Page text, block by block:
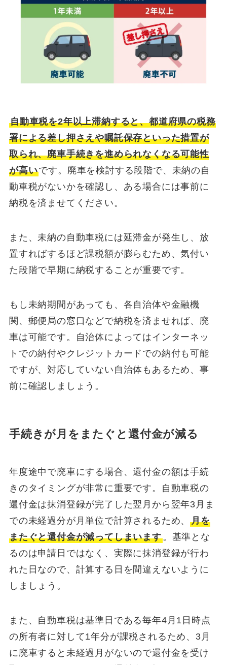
自動車税を2年以上滞納すると、都道府県の税務
署による差し押さえや嘱託保存といった措置が
取られ、廃車手続きを進められなくなる可能性
が高いです。廃車を検討する段階で、未納の自
動車税がないかを確認し、ある場合には事前に
納税を済ませてください。
また、未納の自動車税には延滞金が発生し、放
置すればするほど課税額が膨らむため、気付い
た段階で早期に納税することが重要です。
もし未納期間があっても、各自治体や金融機
関、郵便局の窓口などで納税を済ませれば、廃
車は可能です。自治体によってはインターネッ
トでの納付やクレジットカードでの納付も可能
ですが、対応していない自治体もあるため、事
前に確認しましょう。
手続きが月をまたぐと還付金が減る
年度途中で廃車にする場合、還付金の額は手続
きのタイミングが非常に重要です。自動車税の
還付金は抹消登録が完了した翌月から翌年3月ま
での未経過分が月単位で計算されるため、月を
またぐと還付金が減ってしまいます。基準とな
るのは申請日ではなく、実際に抹消登録が行わ
れた日なので、計算する日を間違えないように
しましょう。
また、自動車税は基準日である毎年4月1日時点
の所有者に対して1年分が課税されるため、3月
に廃車すると未経過月がないので還付金を受け